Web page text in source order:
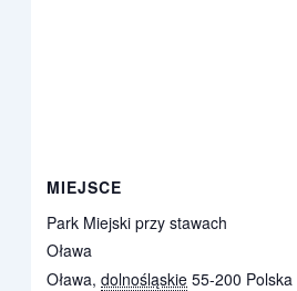
MIEJSCE
Park Miejski przy stawach
Oława
Oława, dolnośląskie 55-200 Polska